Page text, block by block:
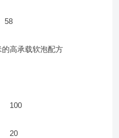
的高承载软泡配方